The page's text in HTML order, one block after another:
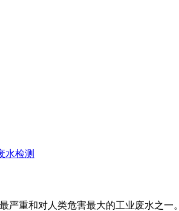
水检测
重和对人类危害最大的工业废水之一。